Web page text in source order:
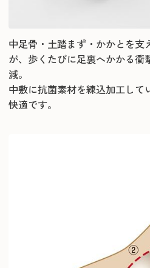
中足骨・土踏まず・かかとを支
が、歩くたびに足裏へかかる衝
減。
中敷に抗菌素材を練込加工して
快適です。